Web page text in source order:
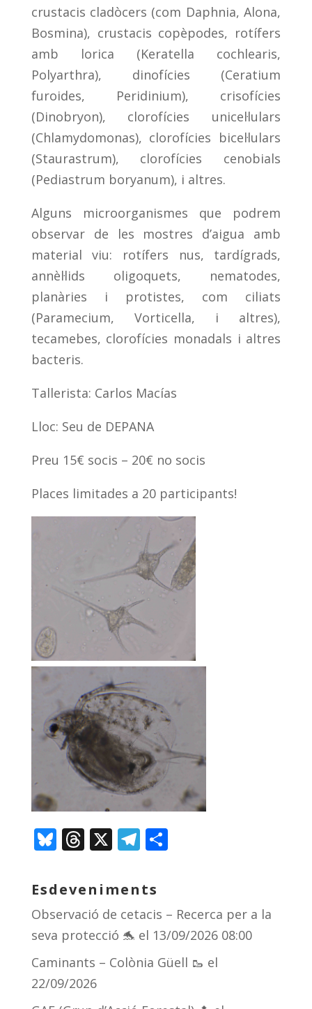
crustacis cladòcers (com Daphnia, Alona,
Bosmina), crustacis copèpodes, rotífers
amb lorica (Keratella cochlearis,
Polyarthra), dinofícies (Ceratium
furoides, Peridinium), crisofícies
(Dinobryon), clorofícies unicel·lulars
(Chlamydomonas), clorofícies bicel·lulars
(Staurastrum), clorofícies cenobials
(Pediastrum boryanum), i altres.
Alguns microorganismes que podrem
observar de les mostres d’aigua amb
material viu: rotífers nus, tardígrads,
annèl·lids oligoquets, nematodes,
planàries i protistes, com ciliats
(Paramecium, Vorticella, i altres),
tecamebes, clorofícies monadals i altres
bacteris.
Tallerista: Carlos Macías
Lloc: Seu de DEPANA
Preu 15€ socis – 20€ no socis
Places limitades a 20 participants!
Bl
e
sk
y
T
re
a
d
s
X T
e
gr
a
m
C
p
ar
te
ix
Esdeveniments
Observació de cetacis – Recerca per a la
seva protecció 🐬 el 13/09/2026 08:00
Caminants – Colònia Güell 🥾 el
22/09/2026